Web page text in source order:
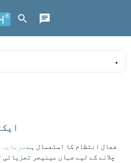
فعال انتظام کا استعمال ہےسرمایہ
چلانے کے لیے جہاں مینیجر